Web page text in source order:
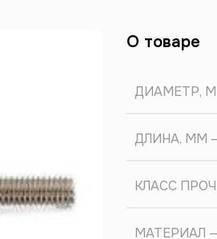
О товаре
ДИАМЕТР,
ДЛИНА, ММ
КЛАСС
МАТЕРИАЛ